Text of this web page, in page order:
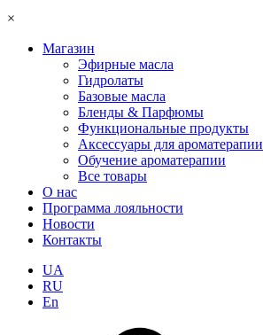
×
Магазин
Эфирные масла
Гидролаты
Базовые масла
Бленды & Парфюмы
Функциональные продукты
Аксессуары для ароматерапии
Обучение ароматерапии
Все товары
О нас
Программа лояльности
Новости
Контакты
UA
RU
En